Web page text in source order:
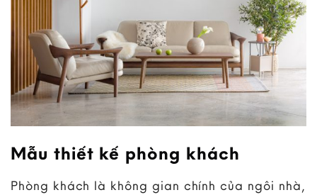
Mẫu thiết kế phòng khách
Phòng khách là không gian chính của ngôi nhà,